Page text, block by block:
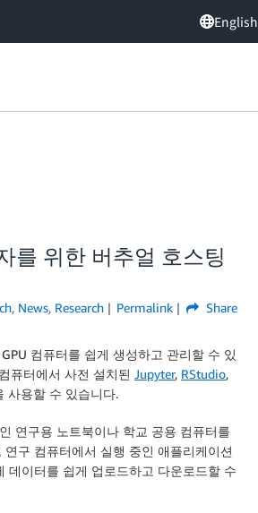
English
를 위한 버추얼 호스팅
, News, Research Permalink Share
컴퓨터를 쉽게 생성하고 관리할 수 있
퓨터에서 사전 설치된 Jupyter, RStudio,
사용할 수 있습니다.
연구용 노트북이나 학교 공용 컴퓨터를
구 컴퓨터에서 실행 중인 애플리케이션
데이터를 쉽게 업로드하고 다운로드할 수